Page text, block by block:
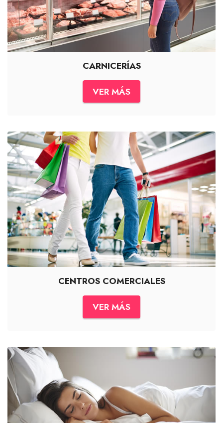
CARNICERÍAS
VER MÁS
CENTROS COMERCIALES
VER MÁS